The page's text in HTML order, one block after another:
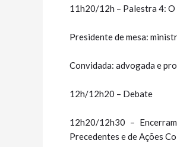
11h20/12h – Palestra 4:
Presidente de mesa:
Convidada: advogada e
12h/12h20 – Debate
12h20/12h30 –
Precedentes e de Ações